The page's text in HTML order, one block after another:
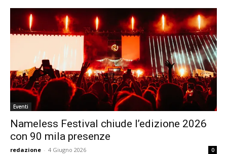
Eventi
Nameless Festival chiude l’edizione 2026
con 90 mila presenze
redazione - 4 Giugno 2026 0